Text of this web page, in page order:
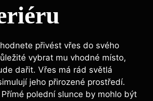
přivést vřes do svého
vybrat mu vhodné místo,
dařit. Vřes má rád světlá
jeho přirozené prostředí.
polední slunce by mohlo být